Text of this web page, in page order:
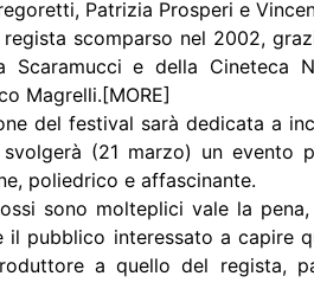
Patrizia Prosperi e
regista scomparso nel 2002,
Scaramucci e della Cineteca
Magrelli.[MORE]
del festival sarà dedicata a
(21 marzo) un evento
poliedrico e affascinante.
sono molteplici vale la
il pubblico interessato a capire
a quello del regista,